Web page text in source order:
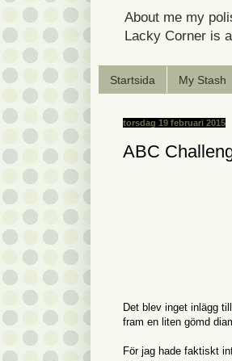
About me my
Lacky Corner is
Startsida My Stash
torsdag 19 februari 2015
ABC
Det blev inget inlägg
fram en liten gömd
För jag hade faktiskt